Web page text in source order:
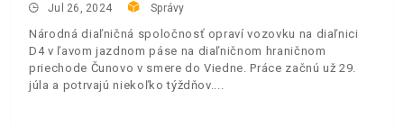
Jul 26, 2024 Správy
Národná diaľničná spoločnosť opraví vozovku na diaľnici
D4 v ľavom jazdnom páse na diaľničnom hraničnom
priechode Čunovo v smere do Viedne. Práce začnú už 29.
júla a potrvajú niekoľko týždňov.